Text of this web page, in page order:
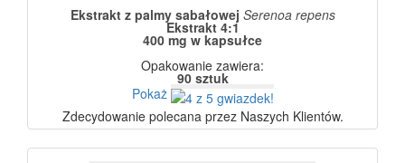
Ekstrakt z palmy sabałowej Serenoa repens
Ekstrakt 4:1
400 mg w kapsułce
Opakowanie zawiera:
90 sztuk
Pokaż
Zdecydowanie polecana przez Naszych Klientów.